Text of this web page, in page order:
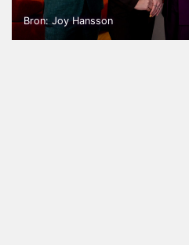
Bron: Joy Hansson